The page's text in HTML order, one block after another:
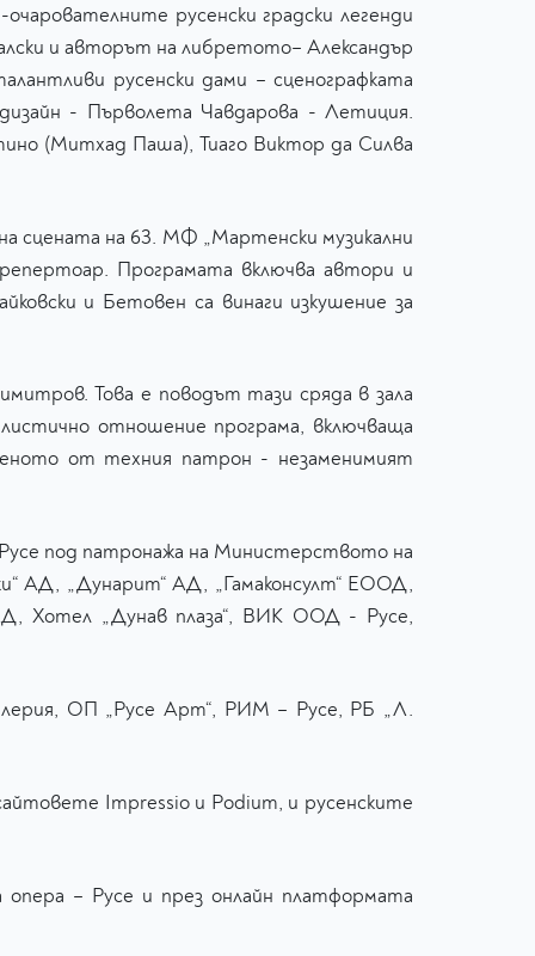
русенски градски легенди
и авторът на либретото– Александър
русенски дами – сценографката
- Първолета Чавдарова - Летиция.
(Митхад Паша), Тиаго Виктор да Силва
сцената на 63. МФ „Мартенски музикални
Програмата включва автори и
и Бетовен са винаги изкушение за
Това е поводът тази сряда в зала
отношение програма, включваща
от техния патрон - незаменимият
под патронажа на Министерството на
АД, „Дунарит“ АД, „Гамаконсулт“ ЕООД,
Хотел „Дунав плаза“, ВИК ООД - Русе,
ОП „Русе Арт“, РИМ – Русе, РБ „Л.
Impressio и Podium, и русенските
– Русе и през онлайн платформата